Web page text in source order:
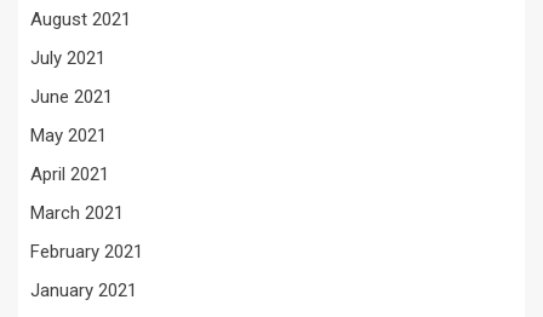
August 2021
July 2021
June 2021
May 2021
April 2021
March 2021
February 2021
January 2021